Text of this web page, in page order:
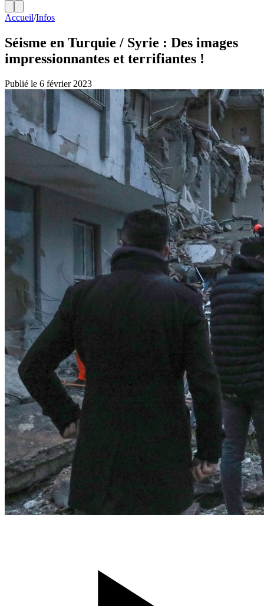
Accueil/Infos
Séisme en Turquie / Syrie : Des images
impressionnantes et terrifiantes !
Publié le 6 février 2023